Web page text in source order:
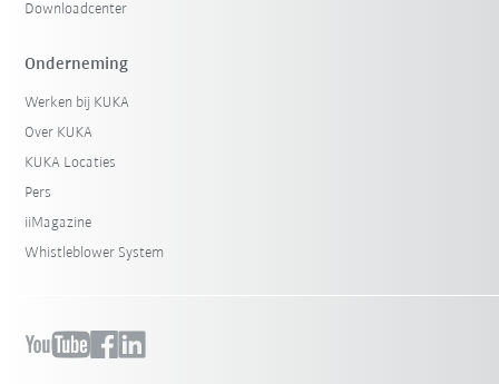
Downloadcenter
Onderneming
Werken bij KUKA
Over KUKA
KUKA Locaties
Pers
iiMagazine
Whistleblower System